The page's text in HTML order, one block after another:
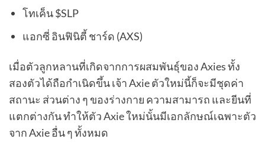
โทเค็น $SLP
แอกซี่ อินฟินิตี้ ชาร์ด (AXS)
เมื่อตัวลูกหลานที่เกิดจากการผสมพันธุ์ของ Axies ทั้ง
สองตัวได้ถือกำเนิดขึ้น เจ้า Axie ตัวใหม่นี้ก็จะมีชุดค่า
สถานะ ส่วนต่าง ๆ ของร่างกาย ความสามารถ และยีนที่
แตกต่างกัน ทำให้ตัว Axie ใหม่นั้นมีเอกลักษณ์เฉพาะตัว
จาก Axie อื่น ๆ ทั้งหมด